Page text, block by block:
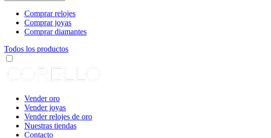
Comprar relojes
Comprar joyas
Comprar diamantes
Todos los productos
Vender oro
Vender joyas
Vender relojes de oro
Nuestras tiendas
Contacto